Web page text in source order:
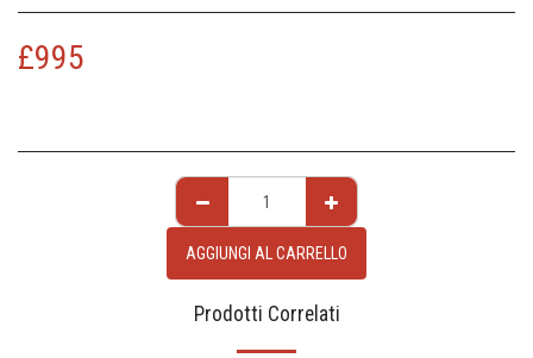
£995
AGGIUNGI AL CARRELLO
Prodotti Correlati